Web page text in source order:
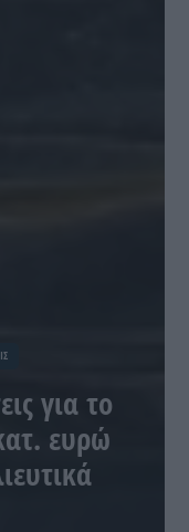
για το
ευρώ